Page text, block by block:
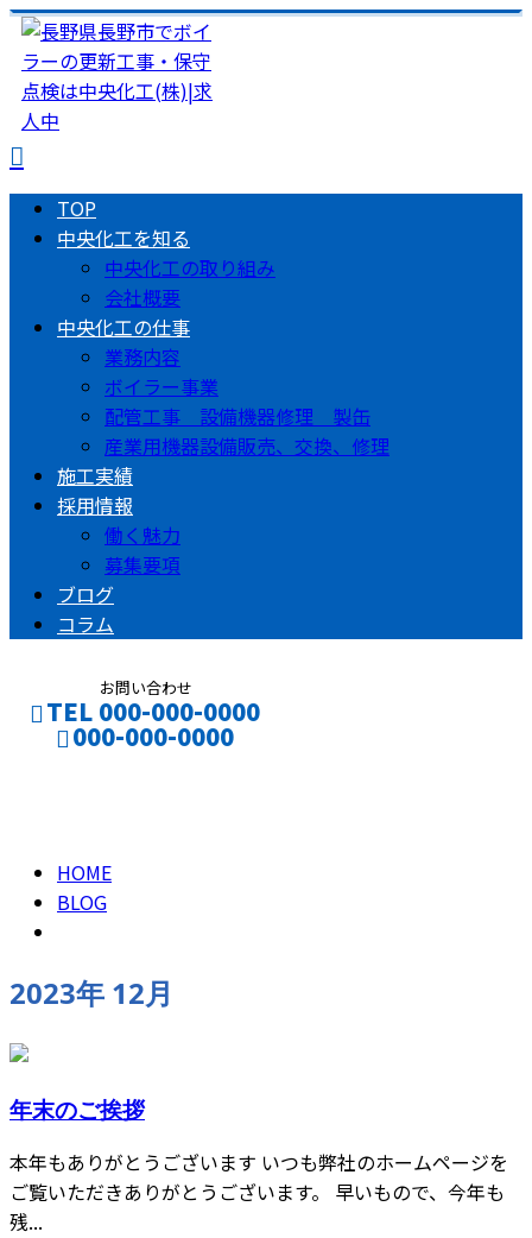
TOP
中央化工を知る
中央化工の取り組み
会社概要
中央化工の仕事
業務内容
ボイラー事業
配管工事 設備機器修理 製缶
産業用機器設備販売、交換、修理
施工実績
採用情報
働く魅力
募集要項
ブログ
コラム
お問い合わせ
TEL 000-000-0000
000-000-0000
HOME
BLOG
2023年 12月
年末のご挨拶
本年もありがとうございます いつも弊社のホームページを
ご覧いただきありがとうございます。 早いもので、今年も
残...